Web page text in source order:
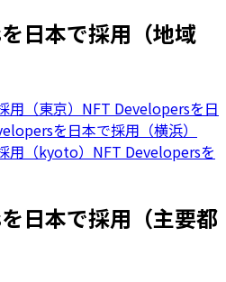
日本で採用（地域
（東京） NFT Developersを日
を日本で採用（横浜）
用（kyoto） NFT Developersを
日本で採用（主要都